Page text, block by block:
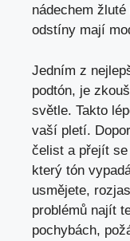
nádechem
odstíny mají
Jedním z
podtón, je
světle. Takto
vaší pletí.
čelist a přejít
který tón
usmějete,
problémů najít
pochybách,